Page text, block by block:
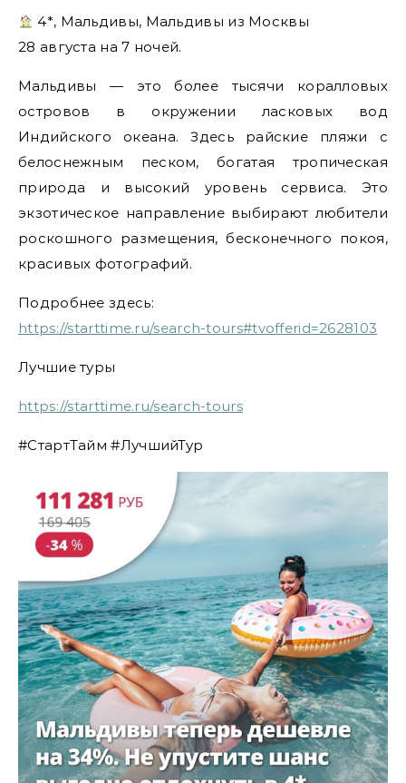
4*, Мальдивы, Мальдивы из Москвы
28 августа на 7 ночей.
Мальдивы — это более тысячи коралловых
островов в окружении ласковых вод
Индийского океана. Здесь райские пляжи с
белоснежным песком, богатая тропическая
природа и высокий уровень сервиса. Это
экзотическое направление выбирают любители
роскошного размещения, бесконечного покоя,
красивых фотографий.
Подробнее здесь:
https://starttime.ru/search-tours#tvofferid=2628103
Лучшие туры
https://starttime.ru/search-tours
#СтартТайм #ЛучшийТур